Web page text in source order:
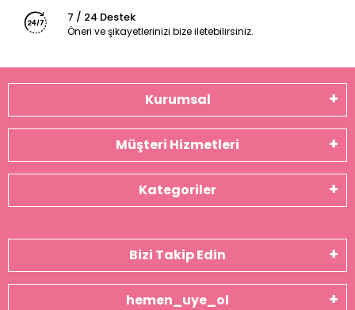
7 / 24 Destek
Öneri ve şikayetlerinizi bize iletebilirsiniz.
Kurumsal
Müşteri Hizmetleri
Kategoriler
Bizi Takip Edin
hemen_uye_ol